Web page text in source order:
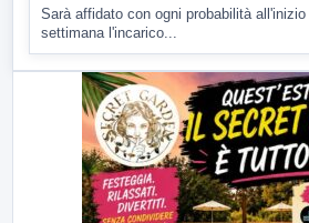
Sarà affidato con ogni probabilità
settimana l'incarico...